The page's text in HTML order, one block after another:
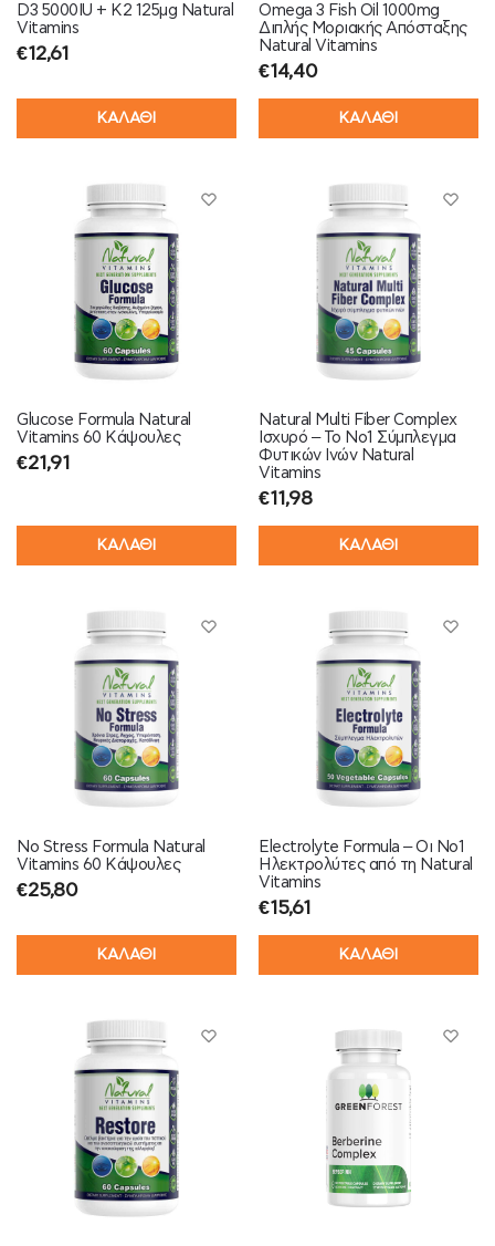
D3 5000IU + K2 125μg Natural
Vitamins
€12,61
ΚΑΛΑΘΙ
Omega 3 Fish Oil 1000mg
Διπλής Μοριακής Απόσταξης
Natural Vitamins
€14,40
ΚΑΛΑΘΙ
Glucose Formula Natural
Vitamins 60 Κάψουλες
€21,91
ΚΑΛΑΘΙ
Natural Multi Fiber Complex
Ισχυρό – Το Νο1 Σύμπλεγμα
Φυτικών Ινών Natural
Vitamins
€11,98
ΚΑΛΑΘΙ
No Stress Formula Natural
Vitamins 60 Κάψουλες
€25,80
ΚΑΛΑΘΙ
Electrolyte Formula – Οι Νο1
Ηλεκτρολύτες από τη Natural
Vitamins
€15,61
ΚΑΛΑΘΙ